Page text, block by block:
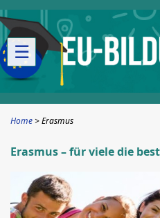
☰
Home Erasmus
Erasmus – für viele die